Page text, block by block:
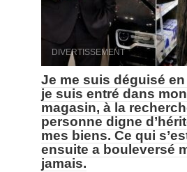
DIVERTISSEMENT
Je me suis déguisé
je suis entré dans
magasin, à la
personne digne
mes biens. Ce qui
ensuite a bouleversé
jamais.